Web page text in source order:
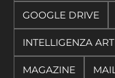
GOOGLE DRIVE
INTELLIGENZA
MAGAZINE